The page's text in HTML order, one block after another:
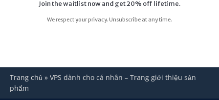
Trang chủ » VPS dành cho cá nhân – Trang giới thiệu sản
phẩm